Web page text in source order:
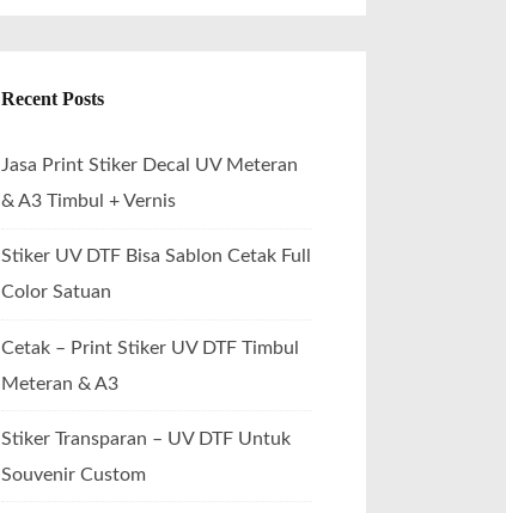
Recent Posts
Jasa Print Stiker Decal UV Meteran
& A3 Timbul + Vernis
Stiker UV DTF Bisa Sablon Cetak Full
Color Satuan
Cetak – Print Stiker UV DTF Timbul
Meteran & A3
Stiker Transparan – UV DTF Untuk
Souvenir Custom